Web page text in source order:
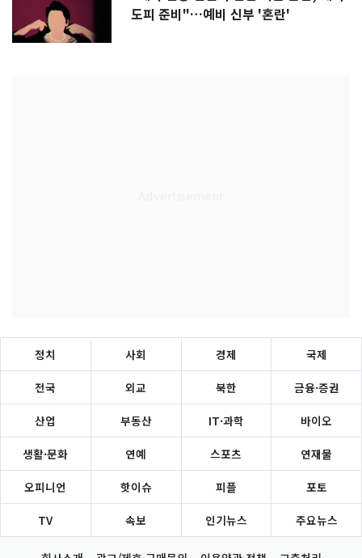
도피 준비"…예비 신부 '혼란'
정치 사회 경제 국제
전국 외교 북한 금융·증권
산업 부동산 IT·과학 바이오
생활·문화 연예 스포츠 연재물
오피니언 핫이슈 피플 포토
TV 속보 인기뉴스 주요뉴스